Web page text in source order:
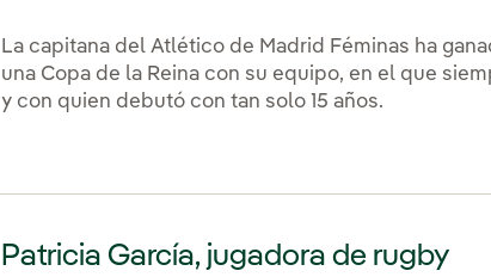
La capitana del Atlético de Madrid Féminas ha
una Copa de la Reina con su equipo, en el que
y con quien debutó con tan solo 15 años.
Patricia García, jugadora de rugby